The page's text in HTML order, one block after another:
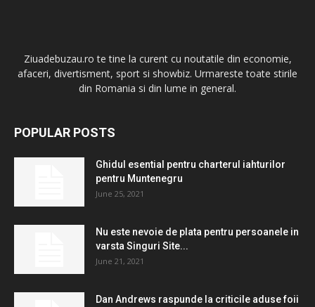
Ziuadebuzau.ro te tine la curent cu noutatile din economie,
afaceri, divertisment, sport si showbiz. Urmareste toate stirile
din Romania si din lume in general.
POPULAR POSTS
Ghidul esential pentru charterul iahturilor
pentru Muntenegru
June 25, 2021
Nu este nevoie de plata pentru persoanele in
varsta Singuri Site...
June 21, 2021
Dan Andrews raspunde la criticile aduse foii